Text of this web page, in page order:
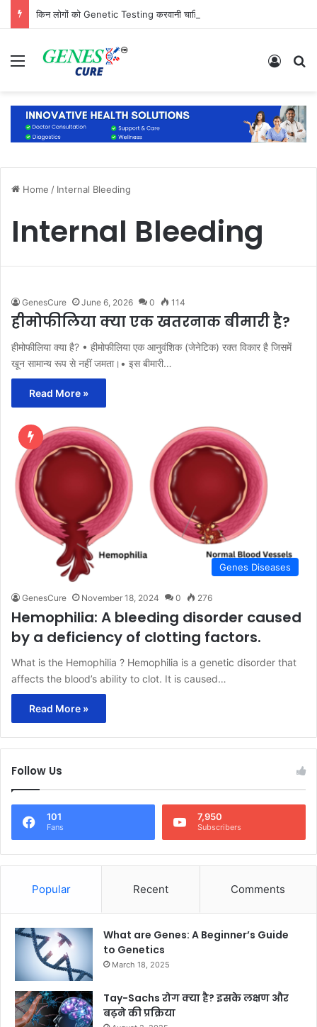
Menu Log In
Home / Internal Bleeding
Internal Bleeding
GenesCure June 6, 2026 0 114
हीमोफीलिया क्या एक खतरनाक बीमारी है?
हीमोफीलिया क्या है? • हीमोफीलिया एक आनुवंशिक (जेनेटिक) रक्त विकार है जिसमें
खून सामान्य रूप से नहीं जमता।• इस बीमारी…
Read More »
Genes Diseases
GenesCure November 18, 2024 0 276
Hemophilia: A bleeding disorder caused
by a deficiency of clotting factors.
What is the Hemophilia ? Hemophilia is a genetic disorder that
affects the blood’s ability to clot. It is caused…
Read More »
Follow Us
101
Fans
7,950
Subscribers
Popular Recent Comments
What are Genes: A Beginner’s Guide
to Genetics
March 18, 2025
Tay-Sachs रोग क्या है? इसके लक्षण और
बढ़ने की प्रक्रिया